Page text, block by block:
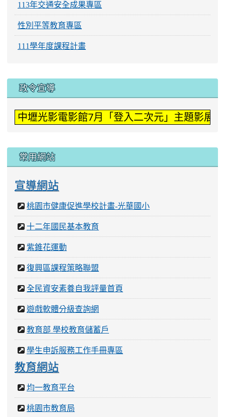
113年交通安全成果專區
性別平等教育專區
111學年度課程計畫
政令宣導
中壢光影電影館7月「登入二次元」主題影展。
常用網站
宣導網站
桃園市健康促進學校計畫-光華國小
十二年國民基本教育
紫錐花運動
復興區課程策略聯盟
全民資安素養自我評量首頁
遊戲軟體分級查詢網
教育部 學校教育儲蓄戶
學生申訴服務工作手冊專區
教育網站
均一教育平台
桃園市教育局